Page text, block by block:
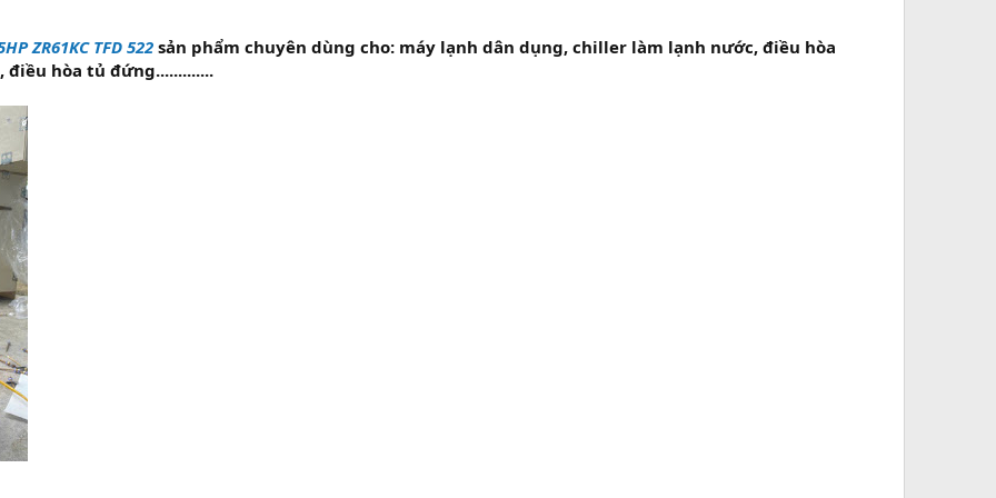
ZR61KC TFD 522 sản phẩm chuyên dùng cho: máy lạnh dân dụng, chiller làm lạnh nước, điều hòa
hòa tủ đứng.............